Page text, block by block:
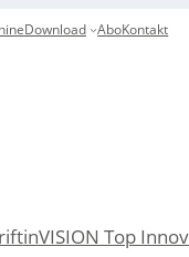
Download AboKontakt
inVISION Top